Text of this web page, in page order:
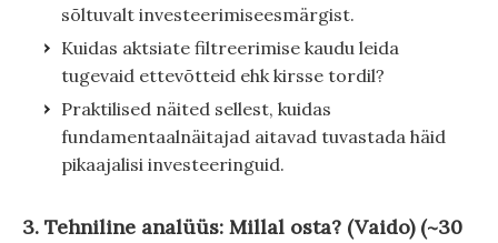
sõltuvalt investeerimiseesmärgist.
Kuidas aktsiate filtreerimise kaudu leida
tugevaid ettevõtteid ehk kirsse tordil?
Praktilised näited sellest, kuidas
fundamentaalnäitajad aitavad tuvastada häid
pikaajalisi investeeringuid.
3. Tehniline analüüs: Millal osta? (Vaido) (~30